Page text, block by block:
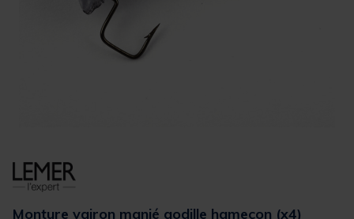
Monture vairon manié godille hameçon (x4)